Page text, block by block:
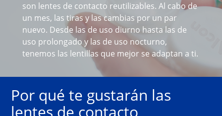
Multifocal
Lentes de color
Soluciones para lentes de contacto
son lentes de contacto reutilizables. Al cabo de
un mes, las tiras y las cambias por un par
nuevo. Desde las de uso diurno hasta las de
uso prolongado y las de uso nocturno,
tenemos las lentillas que mejor se adaptan a ti.
Por qué te gustarán las
lentes de contacto